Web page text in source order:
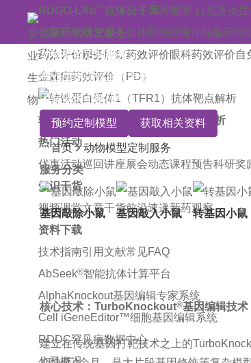
HUGO-LAb™抗体分子库肿瘤学 自免及炎症
创新药物研发服务抗体药物研发小核酸药物
药效评价服务肿瘤药效评价眼科药效评价自
金森病药效评价（PD）
转铁蛋白受体1（TFR1）抗体靶点解析
热门活动
优惠活动巡回讲座展会动态课程预告科研奖
知识干货
视频课堂文章干货前沿速递新药观察
资料下载
技术指南引用文献常见FAQ
AbSeek®智能抗体计算平台
AlphaKnockout基因编辑专家系统
Cell iGeneEditor™细胞基因编辑系统
RDDC罕见病数据中心
动物模型定制服务
赛业生物高效且智能化的模式动物定制平
因编辑大小鼠模型。
预约定制模型 获取相关资料
首页
动物模型定制服务
服务分类
基因敲除小鼠 基因敲入小鼠 转基因小鼠
核心技术：TurboKnockout®基因编辑技术
建立在传统基因打靶技术之上的